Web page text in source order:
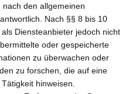
nach den allgemeinen
Nach §§ 8 bis 10
Diensteanbieter jedoch nicht
oder gespeicherte
zu überwachen oder
zu forschen, die auf eine
hinweisen.